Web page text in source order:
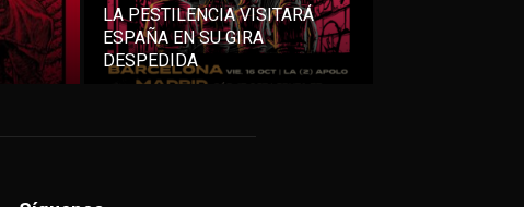
LA PESTILENCIA VISITARÁ
ESPAÑA EN SU GIRA
DESPEDIDA